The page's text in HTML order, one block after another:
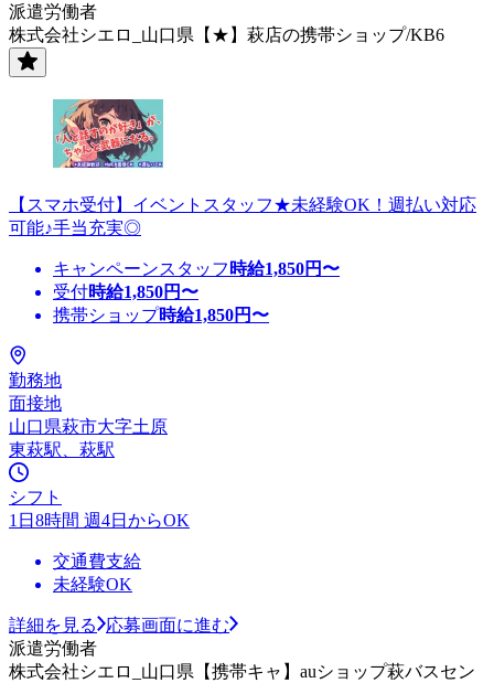
派遣労働者
株式会社シエロ_山口県【★】萩店の携帯ショップ/KB6
【スマホ受付】イベントスタッフ★未経験OK！週払い対応
可能♪手当充実◎
キャンペーンスタッフ 時給1,850円〜
受付時給1,850円〜
携帯ショップ時給1,850円〜
勤務地
面接地
山口県萩市大字土原
東萩駅、萩駅
シフト
1日8時間 週4日からOK
交通費支給
未経験OK
詳細を見る
応募画面に進む
派遣労働者
株式会社シエロ_山口県【携帯キャ】auショップ萩バスセン